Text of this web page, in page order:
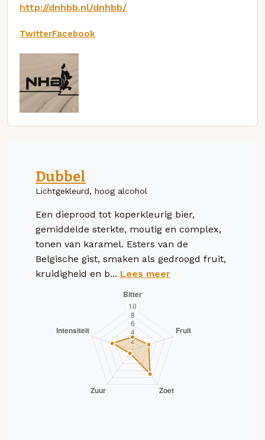
http://dnhbb.nl/dnhbb/
TwitterFacebook
Dubbel
Lichtgekleurd, hoog alcohol
Een dieprood tot koperkleurig bier,
gemiddelde sterkte, moutig en complex,
tonen van karamel. Esters van de
Belgische gist, smaken als gedroogd fruit,
kruidigheid en b... Lees meer